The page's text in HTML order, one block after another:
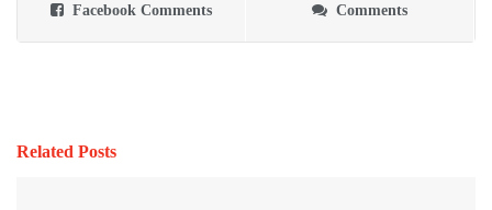
Facebook Comments Comments
Related Posts